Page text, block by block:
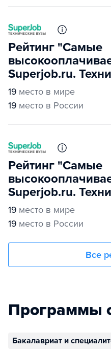
Рейтинг "Самые
Superjob.ru.
19 место в мире
19 место в России
Рейтинг "Самые
Superjob.ru.
19 место в мире
19 место в России
Все
Программы
Бакалавриат и